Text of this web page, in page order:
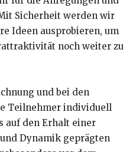
Sicherheit werden wir
Ideen ausprobieren, um
noch weiter zu
und bei den
Teilnehmer individuell
auf den Erhalt einer
Dynamik geprägten